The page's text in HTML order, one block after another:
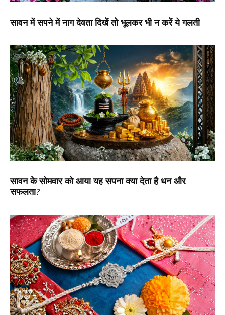
सावन में सपने में नाग देवता दिखें तो भूलकर भी न करें ये गलती
सावन के सोमवार को आया यह सपना क्या देता है धन और
सफलता?